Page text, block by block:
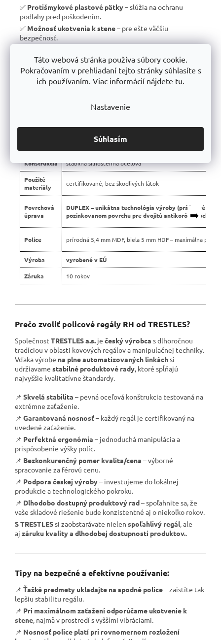
Táto webová stránka používa súbory cookie.
Pokračovaním v prehliadaní tejto stránky súhlasíte s
ich používaním. Viac informácií nájdete tu.
Nastavenie
Súhlasím
✅ Protišmykové plastové pätky– slúžia na ochranu
podlahy pred poškodením.
✅ Možnosť ukotvenia k stene– pre ešte väčšiu
bezpečnosť.
výroba s dlhou životnosťou.
✅10 rokov záruka– dôkaz kvality a dlhodobej odolnosti.
📊 Porovnanie s bežnými regálmi na trhu:
➡️
Konštrukcia stabilná silnostenná oceľová
Použité
materiály
certifikované, bez škodlivých látok
Povrchová
úprava
DUPLEX – unikátna technológia výroby (práškové
pozinkovanom povrchu pre dvojitú antikoróznu
Police prírodná 5,4 mm MDF, biela 5 mm HDF – maximálna
Výroba vyrobené v EÚ
Záruka 10 rokov
Prečo zvoliť policové regály RH od TRESTLES?
Společnost TRESTLES a.s. je český výrobca s dlhoročnou
tradíciou v oblasti kovových regálov a manipulačnej techniky.
Vďaka výrobe na plne automatizovaných linkáchsi
udržiavame stabilné produktové rady , ktoré spĺňajú
najvyššie kvalitatívne štandardy.
📌 Skvelá stabilita – pevná oceľová konštrukcia testovaná na
extrémne zaťaženie.
📌 Garantovaná nosnosť– každý regál je certifikovaný na
uvedené zaťaženie.
📌 Perfektná ergonómia – jednoduchá manipulácia a
prispôsobenie výšky políc.
📌 Bezkonkurenčný pomer kvalita/cena – výborné
spracovanie za férovú cenu.
📌 Podpora českej výroby– investujeme do lokálnej
produkcie a technologického pokroku.
📌 Dlhodobo dostupný produktový rad– spoľahnite sa, že
vaše skladové riešenie bude konzistentné aj o niekoľko rokov.
S TRESTLESsi zaobstarávate nielen spoľahlivý regál , ale
aj záruku kvality a dlhodobej dostupnosti produktov.
Tipy na bezpečné a efektívne používanie:
📌 Ťažké predmety ukladajte na spodné police– zaistíte tak
lepšiu stabilitu regálu.
📌 Pri maximálnom zaťažení odporúčame ukotvenie k
stene , najmä v prostredí s vyššími vibráciami.
📌 Nosnosť police platí pri rovnomernom rozložení